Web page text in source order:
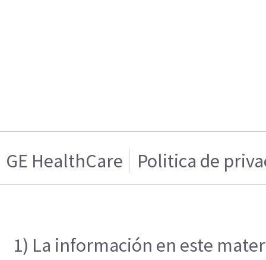
GE HealthCare Politica de
1) La información en este